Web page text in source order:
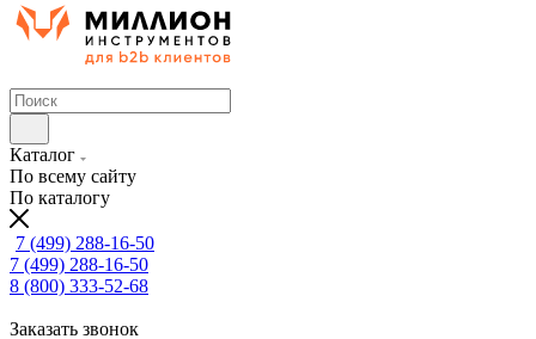
Каталог
По всему сайту
По каталогу
7 (499) 288-16-50
7 (499) 288-16-50
8 (800) 333-52-68
Заказать звонок